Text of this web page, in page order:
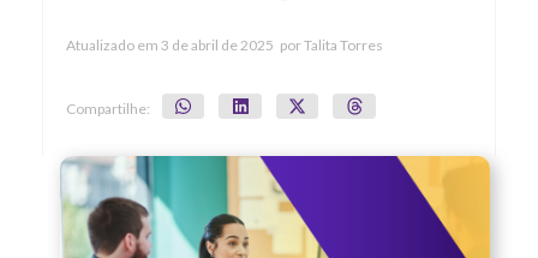
Atualizado em 3 de abril de 2025 porTalita Torres
Compartilhe: